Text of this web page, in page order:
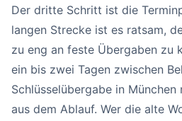
Der dritte Schritt ist die
langen Strecke ist es ratsam,
zu eng an feste Übergaben zu
ein bis zwei Tagen zwischen
Schlüsselübergabe in
aus dem Ablauf. Wer die alte